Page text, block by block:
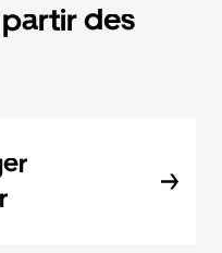
des